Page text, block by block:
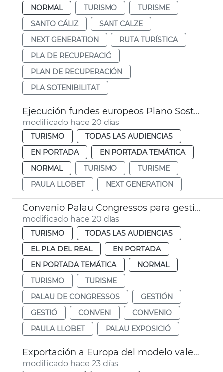
NORMAL TURISMO
TURISME
SANTO CÁLIZ
SANT CALZE
NEXT GENERATION
RUTA TURÍSTICA
PLA DE RECUPERACIÓ
PLAN DE RECUPERACIÓN
PLA SOTENIBILITAT
Ejecución fundes europeos Plano Sostenibilidad Turística València
modificado hace 20 días
TURISMO
TODAS LAS AUDIENCIAS
EN PORTADA
EN PORTADA TEMÁTICA
NORMAL
TURISMO
TURISME
PAULA LLOBET
NEXT GENERATION
Convenio Palau Congressos para gestión Palau Exposició
modificado hace 20 días
TURISMO
TODAS LAS AUDIENCIAS
EL PLA DEL REAL
EN PORTADA
EN PORTADA TEMÁTICA
NORMAL
TURISMO
TURISME
PALAU DE CONGRESSOS
GESTIÓN
GESTIÓ
CONVENI
CONVENIO
PAULA LLOBET
PALAU EXPOSICIÓ
Exportación a Europa del modelo valenciano de turismo de congresos
modificado hace 23 días